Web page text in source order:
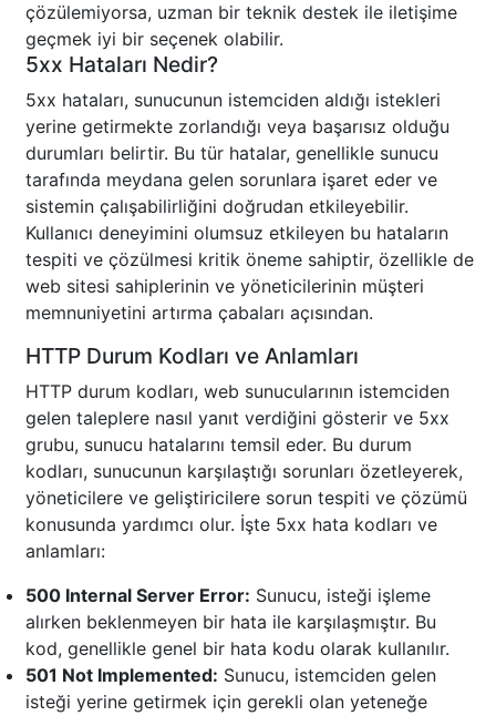
çözülemiyorsa, uzman bir teknik destek ile iletişime
geçmek iyi bir seçenek olabilir.
5xx Hataları Nedir?
5xx hataları, sunucunun istemciden aldığı istekleri
yerine getirmekte zorlandığı veya başarısız olduğu
durumları belirtir. Bu tür hatalar, genellikle sunucu
tarafında meydana gelen sorunlara işaret eder ve
sistemin çalışabilirliğini doğrudan etkileyebilir.
Kullanıcı deneyimini olumsuz etkileyen bu hataların
tespiti ve çözülmesi kritik öneme sahiptir, özellikle de
web sitesi sahiplerinin ve yöneticilerinin müşteri
memnuniyetini artırma çabaları açısından.
HTTP Durum Kodları ve Anlamları
HTTP durum kodları, web sunucularının istemciden
gelen taleplere nasıl yanıt verdiğini gösterir ve 5xx
grubu, sunucu hatalarını temsil eder. Bu durum
kodları, sunucunun karşılaştığı sorunları özetleyerek,
yöneticilere ve geliştiricilere sorun tespiti ve çözümü
konusunda yardımcı olur. İşte 5xx hata kodları ve
anlamları:
500 Internal Server Error: Sunucu, isteği işleme
alırken beklenmeyen bir hata ile karşılaşmıştır. Bu
kod, genellikle genel bir hata kodu olarak kullanılır.
501 Not Implemented: Sunucu, istemciden gelen
isteği yerine getirmek için gerekli olan yeteneğe